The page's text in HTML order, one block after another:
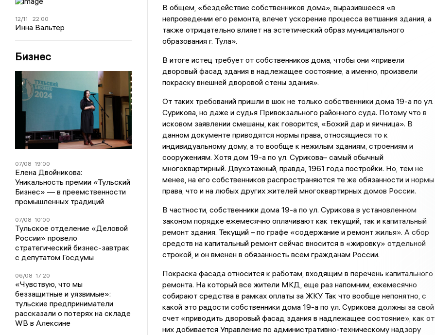
12/11 22:00
Инна Вальтер
Бизнес
07/08 19:00
Елена Двойникова:
Уникальность премии «Тульский
Бизнес» — в преемственности
промышленных традиций
07/08 10:00
Тульское отделение «Деловой
России» провело
стратегический бизнес-завтрак
с депутатом Госдумы
06/08 17:20
«Чувствую, что мы
беззащитные и уязвимые»:
тульские предприниматели
рассказали о потерях на складе
WB в Алексине
В общем, «бездействие собственников дома», выразившееся «в
непроведении его ремонта, влечет ускорение процесса ветшания здания, а
также отрицательно влияет на эстетический образ муниципального
образования г. Тула».
В итоге истец требует от собственников дома, чтобы они «привели
дворовый фасад здания в надлежащее состояние, а именно, произвели
покраску внешней дворовой стены здания».
От таких требований пришли в шок не только собственники дома 19-а по ул.
Сурикова, но даже и судья Привокзального районного суда. Потому что в
исковом заявлении смешаны, как говорится, «Божий дар и яичница». В
данном документе приводятся нормы права, относящиеся то к
индивидуальному дому, а то вообще к нежилым зданиям, строениям и
сооружениям. Хотя дом 19-а по ул. Сурикова– самый обычный
многоквартирный. Двухэтажный, правда, 1961 года постройки. Но, тем не
менее, на его собственников распространяются те же обязанности и нормы
права, что и на любых других жителей многоквартирных домов России.
В частности, собственники дома 19-а по ул. Сурикова в установленном
законом порядке ежемесячно оплачивают как текущий, так и капитальный
ремонт здания. Текущий – по графе «содержание и ремонт жилья». А сбор
средств на капитальный ремонт сейчас вносится в «жировку» отдельной
строкой, и он вменен в обязанность всем гражданам России.
Покраска фасада относится к работам, входящим в перечень капитального
ремонта. На который все жители МКД, еще раз напомним, ежемесячно
собирают средства в рамках оплаты за ЖКУ. Так что вообще непонятно, с
какой это радости собственники дома 19-а по ул. Сурикова должны за свой
счет «приводить дворовый фасад здания в надлежащее состояние», как от
них добивается Управление по административно-техническому надзору